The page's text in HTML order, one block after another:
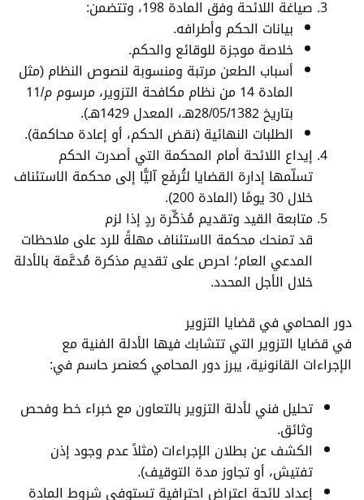
صياغة اللائحة وفق المادة 198، وتتضمن:
بيانات الحكم وأطرافه.
خلاصة موجزة للوقائع والحكم.
أسباب الطعن مرتبة ومنسوبة لنصوص النظام (مثل
المادة 14 من نظام مكافحة التزوير، مرسوم م/11
بتاريخ 28/05/1382هـ، المعدل 1429هـ).
الطلبات النهائية (نقض الحكم، أو إعادة محاكمة).
إيداع اللائحة أمام المحكمة التي أصدرت الحكم
تسلّمها إدارة القضايا لتُرفَع آليًّا إلى محكمة الاستئناف
خلال 30 يومًا (المادة 200).
متابعة القيد وتقديم مُذكِّرة ردٍ إذا لزم
قد تمنحك محكمة الاستئناف مهلةً للرد على ملاحظات
المدعي العام؛ احرص على تقديم مذكرة مُدعَّمة بالأدلة
خلال الأجل المحدد.
دور المحامي في قضايا التزوير
في قضايا التزوير التي تتشابك فيها الأدلة الفنية مع
الإجراءات القانونية، يبرز دور المحامي كعنصر حاسم في:
تحليل فني لأدلة التزوير بالتعاون مع خبراء خط وفحص
وثائق.
الكشف عن بطلان الإجراءات (مثلاً عدم وجود إذن
تفتيش، أو تجاوز مدة التوقيف).
إعداد لائحة اعتراض احترافية تستوفي شروط المادة